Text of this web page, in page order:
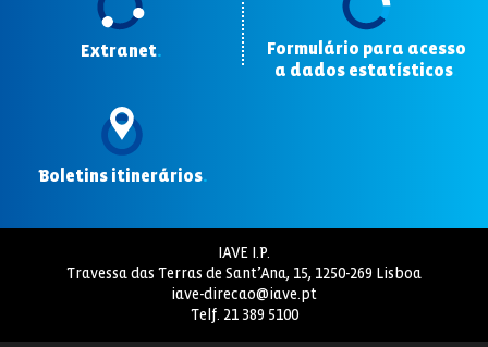
Extranet.
Formulário para acesso
a dados estatísticos
Boletins itinerários.
IAVE I.P.
Travessa das Terras de Sant’Ana, 15, 1250-269 Lisboa
iave-direcao@iave.pt
Telf. 21 389 5100